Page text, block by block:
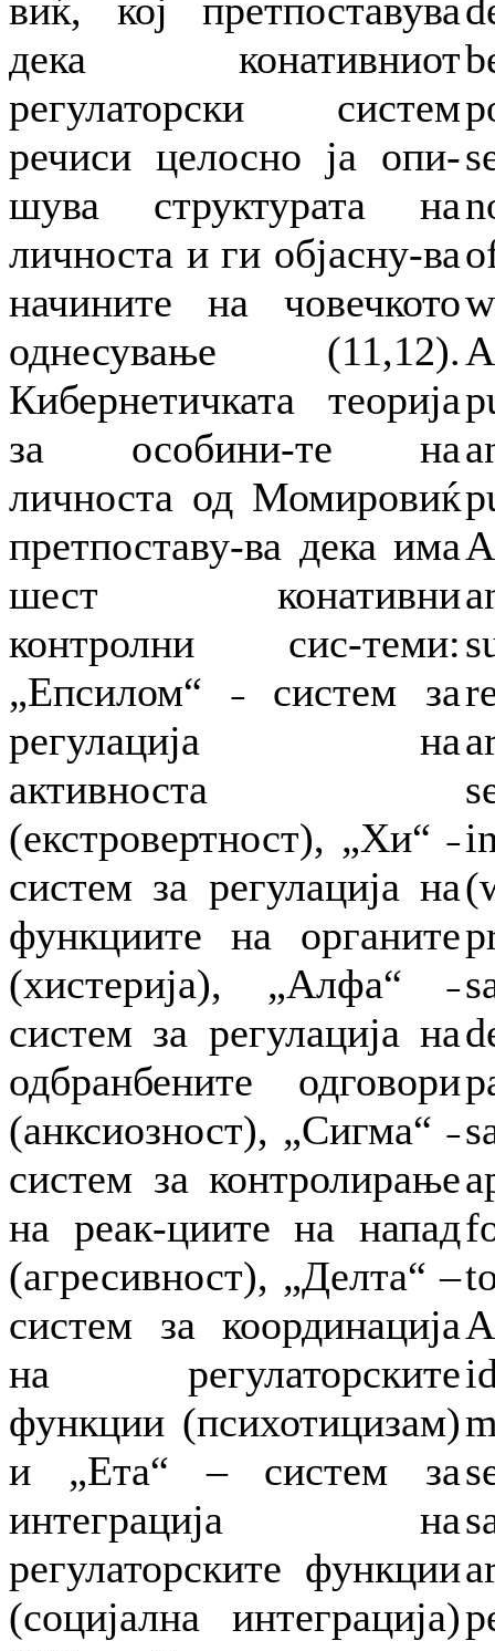
виќ, кој претпоставува
дека конативниот
регулаторски систем
речиси целосно ја опи-
шува структурата на
личноста и ги објасну-ва
начините на човечкото
однесување (11,12).
Кибернетичката теорија
за особини-те на
личноста од Момировиќ
претпоставу-ва дека има
шест конативни
контролни сис-теми:
„Епсилом“ ˗ систем за
регулација на
активноста
(екстровертност), „Хи“ ˗
систем за регулација на
функциите на органите
(хистерија), „Алфа“ ˗
систем за регулација на
одбранбените одговори
(анксиозност), „Сигма“ ˗
систем за контролирање
на реак-циите на напад
(агресивност), „Делта“ –
систем за координација
на регулаторските
функции (психотицизам)
и „Ета“ – систем за
интеграција на
регулаторските функции
(социјална интеграција)